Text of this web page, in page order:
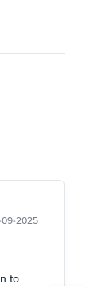
2025
to